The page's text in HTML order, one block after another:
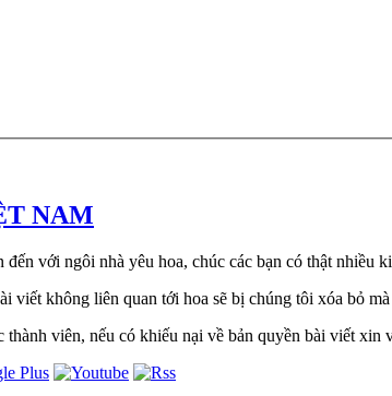
NAM
đến với ngôi nhà yêu hoa, chúc các bạn có thật nhiều
viết không liên quan tới hoa sẽ bị chúng tôi xóa bỏ
viên, nếu có khiếu nại về bản quyền bài viết